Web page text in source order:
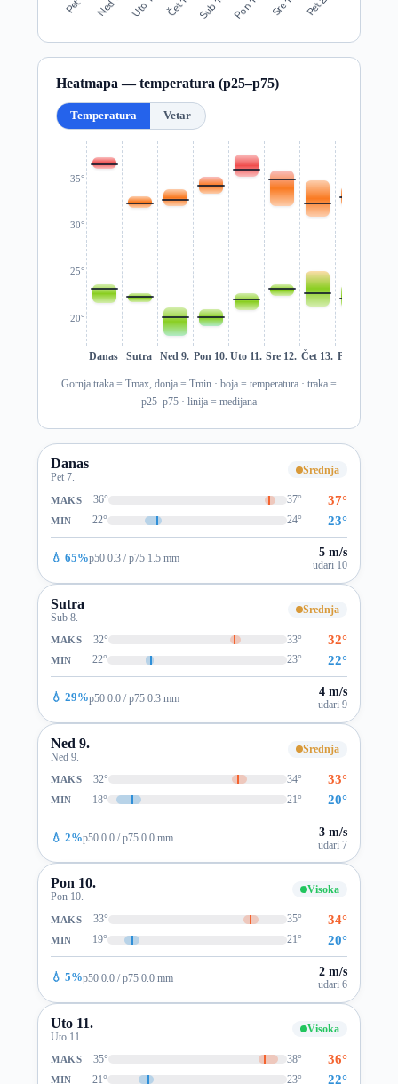
Heatmapa — temperatura (p25–p75)
Temperatura Vetar
20°
25°
30°
35°
Danas Sutra Ned 9. Pon 10. Uto 11. Sre 12. Čet 13. Pet 14.
Gornja traka = Tmax, donja = Tmin · boja = temperatura · traka =
p25–p75 · linija = medijana
Danas
Pet 7.
Srednja
MAKS 36° 37° 37°
MIN 22° 24° 23°
💧 65%p50 0.3 / p75 1.5 mm 5 m/s
udari 10
Sutra
Sub 8.
Srednja
MAKS 32° 33° 32°
MIN 22° 23° 22°
💧 29%p50 0.0 / p75 0.3 mm 4 m/s
udari 9
Ned 9.
Ned 9.
Srednja
MAKS 32° 34° 33°
MIN 18° 21° 20°
💧 2%p50 0.0 / p75 0.0 mm 3 m/s
udari 7
Pon 10.
Pon 10.
Visoka
MAKS 33° 35° 34°
MIN 19° 21° 20°
💧 5%p50 0.0 / p75 0.0 mm 2 m/s
udari 6
Uto 11.
Uto 11.
Visoka
MAKS 35° 38° 36°
MIN 21° 23° 22°